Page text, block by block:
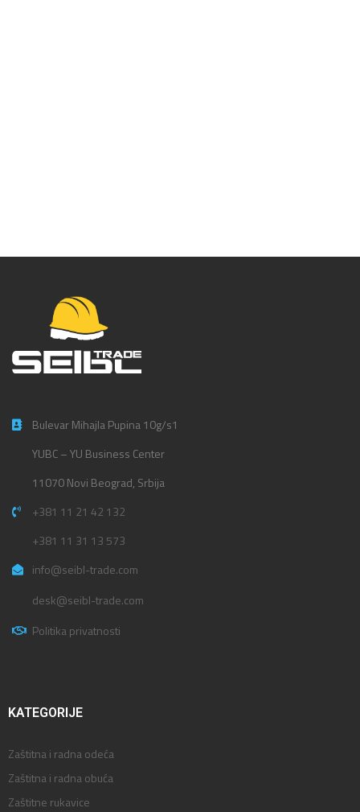
Bulevar Mihajla Pupina 10g/s1
YUBC – YU Business Center
11070 Novi Beograd, Srbija
+381 11 21 42 132
+381 11 31 13 573
info@seibl-trade.com
desk@seibl-trade.com
Politika privatnosti
KATEGORIJE
Zaštitna i radna odeća
Zaštitna i radna obuća
Zaštitne rukavice